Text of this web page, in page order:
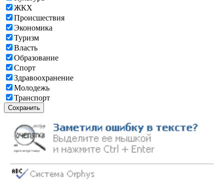
ЖКХ
Происшествия
Экономика
Туризм
Власть
Образование
Спорт
Здравоохранение
Молодежь
Транспорт
Сохранить